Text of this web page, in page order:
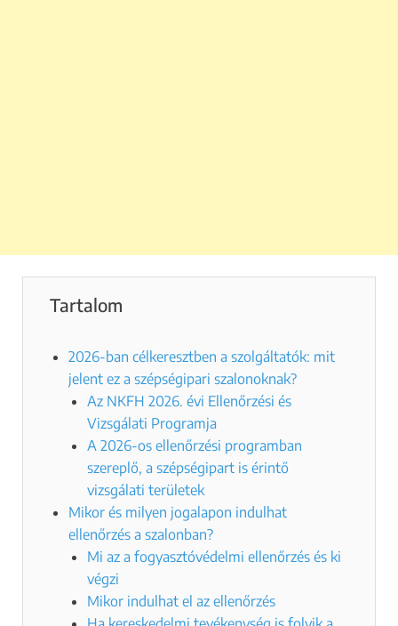
Tartalom
2026-ban célkeresztben a szolgáltatók: mit
jelent ez a szépségipari szalonoknak?
Az NKFH 2026. évi Ellenőrzési és
Vizsgálati Programja
A 2026-os ellenőrzési programban
szereplő, a szépségipart is érintő
vizsgálati területek
Mikor és milyen jogalapon indulhat
ellenőrzés a szalonban?
Mi az a fogyasztóvédelmi ellenőrzés és ki
végzi
Mikor indulhat el az ellenőrzés